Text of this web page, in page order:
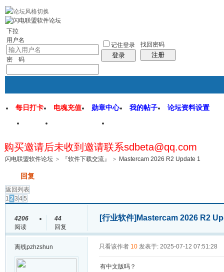
下拉
用户名
密 码
记住登录
登录
找回密码
注册
首页 闪电联盟论坛
每日打卡 电魂充值 勋章中心 我的帖子 论坛资料设置
购买邀请后未收到邀请联系sdbeta@qq.com
闪电联盟软件论坛 > 『软件下载交流』 > Mastercam 2026 R2 Update 1
回复
返回列表
1 23 45
4206
阅读
44
回复
[行业软件] Mastercam 2026 R2
离线pzhzshun 只看该作者 10 发表于: 2025-07-12 07:51:28
有中文版吗？